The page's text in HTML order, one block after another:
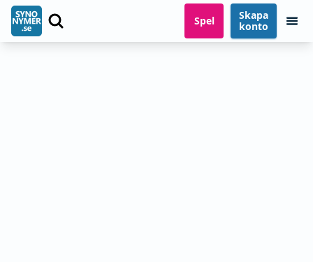
Spel
Skapa
konto